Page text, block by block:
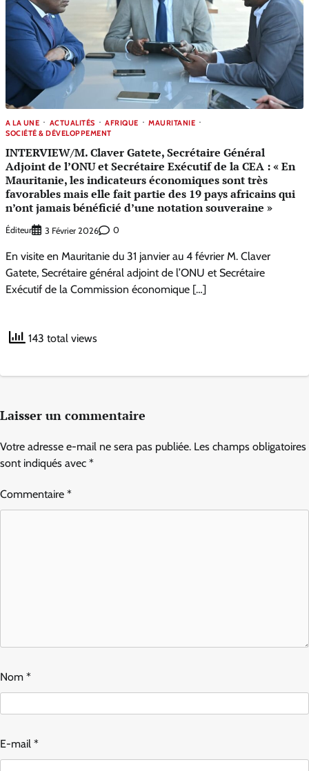
A LA UNE ACTUALITÉS AFRIQUE
MAURITANIE
SOCIÉTÉ & DÉVELOPPEMENT
INTERVIEW/M. Claver Gatete, Secrétaire Général
Adjoint de l’ONU et Secrétaire Exécutif de la CEA : « En
Mauritanie, les indicateurs économiques sont très
favorables mais elle fait partie des 19 pays africains qui
n’ont jamais bénéficié d’une notation souveraine »
Éditeur 3 Février 2026 0
En visite en Mauritanie du 31 janvier au 4 février M. Claver
Gatete, Secrétaire général adjoint de l’ONU et Secrétaire
Exécutif de la Commission économique […]
143 total views
Laisser un commentaire
Votre adresse e-mail ne sera pas publiée. Les champs obligatoires
sont indiqués avec *
Commentaire *
Nom *
E-mail *